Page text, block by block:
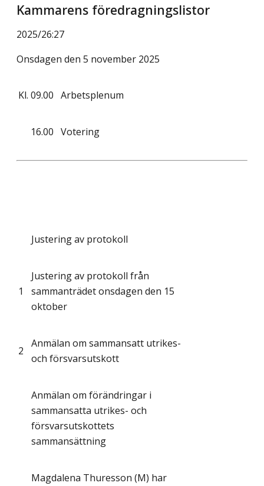
Kammarens föredragningslistor
2025/26:27
Onsdagen den 5 november 2025
Kl. 09.00 Arbetsplenum
16.00 Votering
Justering av protokoll
1
Justering av protokoll från
sammanträdet onsdagen den 15
oktober
2
Anmälan om sammansatt utrikes-
och försvarsutskott
Anmälan om förändringar i
sammansatta utrikes- och
försvarsutskottets
sammansättning
Magdalena Thuresson (M) har